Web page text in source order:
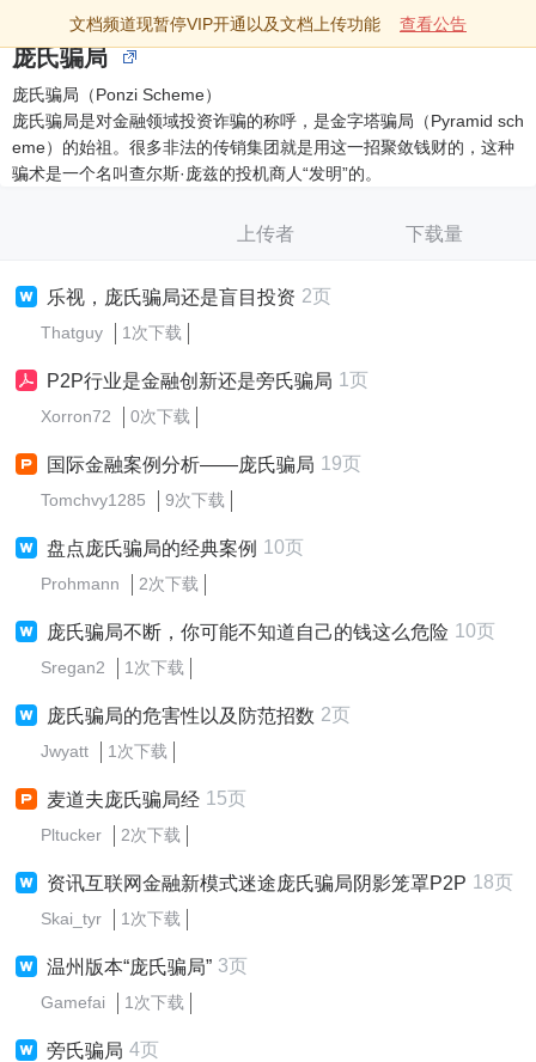
文档频道现暂停VIP开通以及文档上传功能 查看公告
庞氏骗局
庞氏骗局（Ponzi Scheme）
庞氏骗局是对金融领域投资诈骗的称呼，是金字塔骗局（Pyramid sch
eme）的始祖。很多非法的传销集团就是用这一招聚敛钱财的，这种
骗术是一个名叫查尔斯·庞兹的投机商人“发明”的。
上传者 下载量
乐视，庞氏骗局还是盲目投资 2页
Thatguy 1次下载
P2P行业是金融创新还是旁氏骗局 1页
Xorron72 0次下载
国际金融案例分析——庞氏骗局 19页
Tomchvy1285 9次下载
盘点庞氏骗局的经典案例 10页
Prohmann 2次下载
庞氏骗局不断，你可能不知道自己的钱这么危险 10页
Sregan2 1次下载
庞氏骗局的危害性以及防范招数 2页
Jwyatt 1次下载
麦道夫庞氏骗局经 15页
Pltucker 2次下载
资讯互联网金融新模式迷途庞氏骗局阴影笼罩P2P 18页
Skai_tyr 1次下载
温州版本“庞氏骗局” 3页
Gamefai 1次下载
旁氏骗局 4页